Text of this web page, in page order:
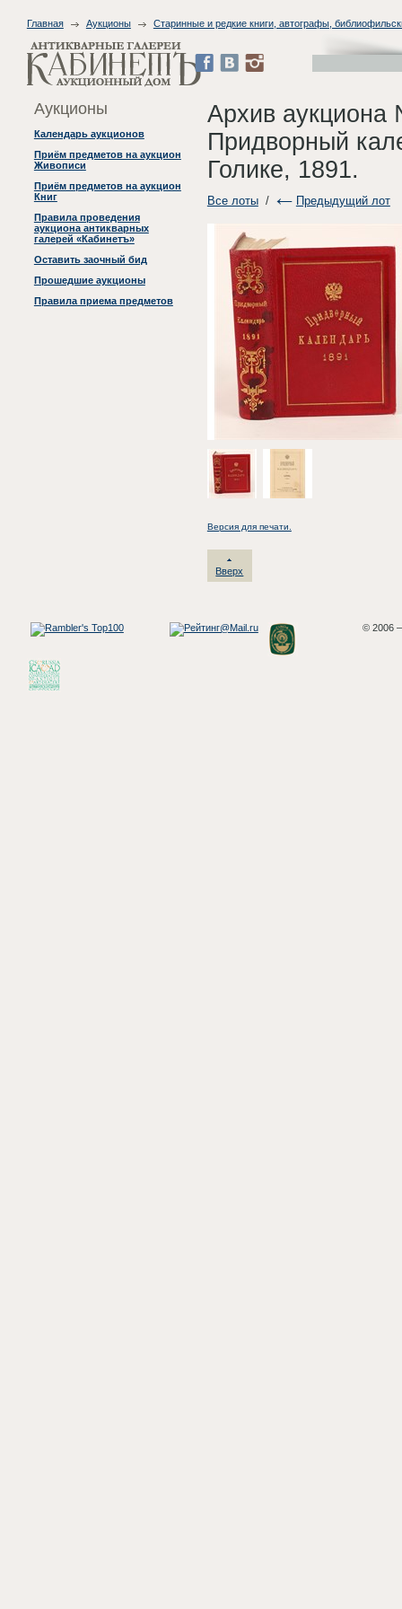
Главная Аукционы Старинные и редкие книги, автографы,
Аукционы
Календарь аукционов
Приём предметов на аукцион
Живописи
Приём предметов на аукцион
Книг
Правила проведения
аукциона антикварных
галерей «Кабинетъ»
Оставить заочный бид
Прошедшие аукционы
Правила приема предметов
Архив
Придворный
Голике, 1891.
Все лоты/ Предыдущий лот
Версия для печати.
Вверх
© 2006